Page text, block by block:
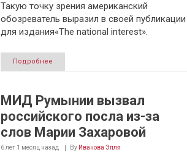
Такую точку зрения американский
обозреватель выразил в своей публикации
для издания«The national interest».
Подробнее
МИД Румынии вызвал
российского посла из-за
слов Марии Захаровой
6 лет 1 месяц назад By Иванова Элля